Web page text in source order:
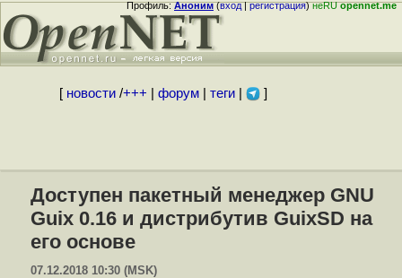
Профиль:Аноним(вход|регистрация)неRUopennet.me
[ новости/+++ форум| теги| ]
Доступен пакетный менеджер GNU
Guix 0.16 и дистрибутив GuixSD на
его основе
07.12.2018 10:30 (MSK)